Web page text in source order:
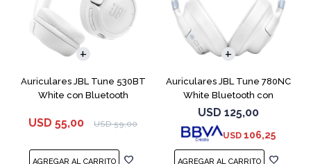
Auriculares JBL Tune 530BT
White con Bluetooth
USD 55,00 USD 59,00
Auriculares JBL Tune 780NC
White Bluetooth con
Micrófono
USD 125,00
USD 106,25